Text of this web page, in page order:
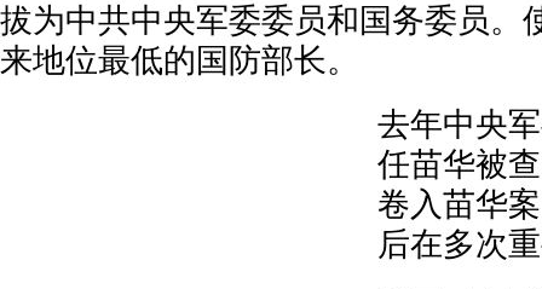
拔为中共中央军委委员和国务委员。
来地位最低的国防部长。
去年中央
任苗华被
卷入苗华
后在多次